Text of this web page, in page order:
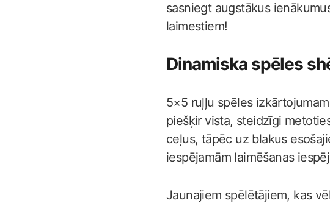
sasniegt augstākus
laimestiem!
Dinamiska spēles
5×5 ruļļu spēles
piešķir vista, steidzīgi
ceļus, tāpēc uz blakus
iespējamām laimēšanas
Jaunajiem spēlētājiem, kas